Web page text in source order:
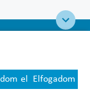
el Elfogadom